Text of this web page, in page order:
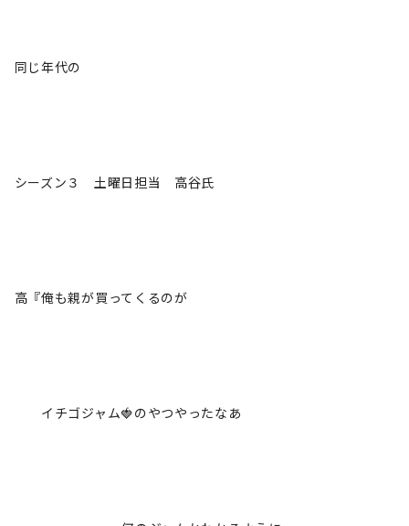
同じ年代の
シーズン３ 土曜日担当 高谷氏
高『俺も親が買ってくるのが
イチゴジャム🍓のやつやったなあ